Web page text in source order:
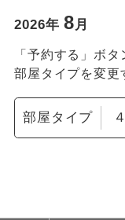
2026年 8月
「予約する」ボ
部屋タイプを変更
部屋タイプ